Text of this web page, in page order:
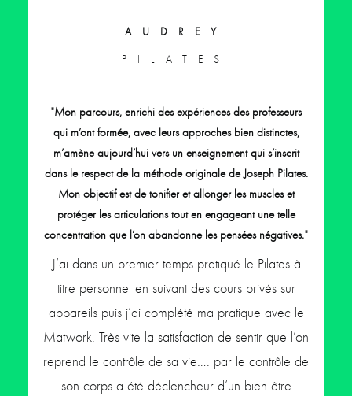
AUDREY
PILATES
"Mon parcours, enrichi des expériences des professeurs
qui m’ont formée, avec leurs approches bien distinctes,
m’amène aujourd’hui vers un enseignement qui s’inscrit
dans le respect de la méthode originale de Joseph Pilates.
Mon objectif est de tonifier et allonger les muscles et
protéger les articulations tout en engageant une telle
concentration que l’on abandonne les pensées négatives."
J’ai dans un premier temps pratiqué le Pilates à
titre personnel en suivant des cours privés sur
appareils puis j’ai complété ma pratique avec le
Matwork. Très vite la satisfaction de sentir que l’on
reprend le contrôle de sa vie…. par le contrôle de
son corps a été déclencheur d’un bien être